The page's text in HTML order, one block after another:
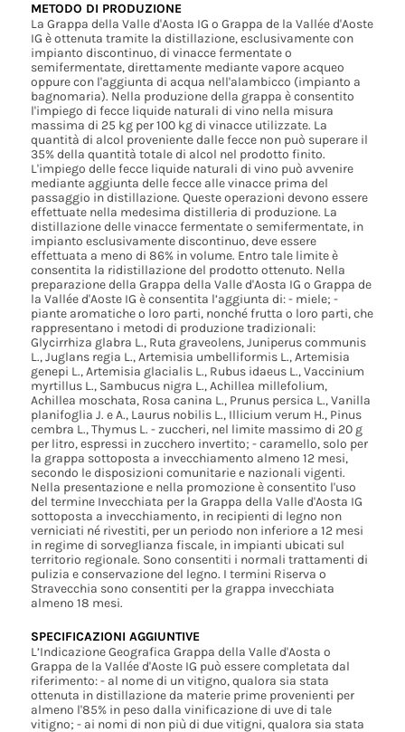
METODO DI PRODUZIONE
La Grappa della Valle d'Aosta IG o Grappa de la Vallée d'Aoste
IG è ottenuta tramite la distillazione, esclusivamente con
impianto discontinuo, di vinacce fermentate o
semifermentate, direttamente mediante vapore acqueo
oppure con l'aggiunta di acqua nell'alambicco (impianto a
bagnomaria). Nella produzione della grappa è consentito
l'impiego di fecce liquide naturali di vino nella misura
massima di 25 kg per 100 kg di vinacce utilizzate. La
quantità di alcol proveniente dalle fecce non può superare il
35% della quantità totale di alcol nel prodotto finito.
L'impiego delle fecce liquide naturali di vino può avvenire
mediante aggiunta delle fecce alle vinacce prima del
passaggio in distillazione. Queste operazioni devono essere
effettuate nella medesima distilleria di produzione. La
distillazione delle vinacce fermentate o semifermentate, in
impianto esclusivamente discontinuo, deve essere
effettuata a meno di 86% in volume. Entro tale limite è
consentita la ridistillazione del prodotto ottenuto. Nella
preparazione della Grappa della Valle d'Aosta IG o Grappa de
la Vallée d'Aoste IG è consentita l’aggiunta di: - miele; -
piante aromatiche o loro parti, nonché frutta o loro parti, che
rappresentano i metodi di produzione tradizionali:
Glycirrhiza glabra L., Ruta graveolens, Juniperus communis
L., Juglans regia L., Artemisia umbelliformis L., Artemisia
genepi L., Artemisia glacialis L., Rubus idaeus L., Vaccinium
myrtillus L., Sambucus nigra L., Achillea millefolium,
Achillea moschata, Rosa canina L., Prunus persica L., Vanilla
planifoglia J. e A., Laurus nobilis L., Illicium verum H., Pinus
cembra L., Thymus L. - zuccheri, nel limite massimo di 20 g
per litro, espressi in zucchero invertito; - caramello, solo per
la grappa sottoposta a invecchiamento almeno 12 mesi,
secondo le disposizioni comunitarie e nazionali vigenti.
Nella presentazione e nella promozione è consentito l'uso
del termine Invecchiata per la Grappa della Valle d'Aosta IG
sottoposta a invecchiamento, in recipienti di legno non
verniciati né rivestiti, per un periodo non inferiore a 12 mesi
in regime di sorveglianza fiscale, in impianti ubicati sul
territorio regionale. Sono consentiti i normali trattamenti di
pulizia e conservazione del legno. I termini Riserva o
Stravecchia sono consentiti per la grappa invecchiata
almeno 18 mesi.
SPECIFICAZIONI AGGIUNTIVE
L’Indicazione Geografica Grappa della Valle d'Aosta o
Grappa de la Vallée d'Aoste IG può essere completata dal
riferimento: - al nome di un vitigno, qualora sia stata
ottenuta in distillazione da materie prime provenienti per
almeno l'85% in peso dalla vinificazione di uve di tale
vitigno; - ai nomi di non più di due vitigni, qualora sia stata